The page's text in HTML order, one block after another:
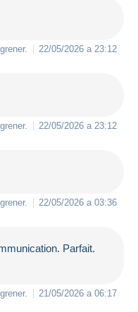
. 22/05/2026 a 23:12
. 22/05/2026 a 23:12
. 22/05/2026 a 03:36
Parfait.
. 21/05/2026 a 06:17